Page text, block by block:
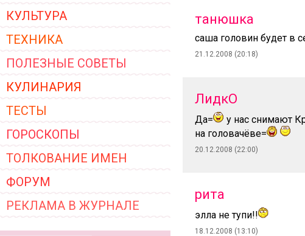
КУЛЬТУРА
ТЕХНИКА
ПОЛЕЗНЫЕ СОВЕТЫ
КУЛИНАРИЯ
ТЕСТЫ
ГОРОСКОПЫ
ТОЛКОВАНИЕ ИМЕН
ФОРУМ
РЕКЛАМА В ЖУРНАЛЕ
танюшка
саша головин будет в
21.12.2008 (20:18)
ЛидкО
Да=
у нас снимают
на головачёве=
20.12.2008 (22:00)
рита
элла не тупи!!
18.12.2008 (13:10)